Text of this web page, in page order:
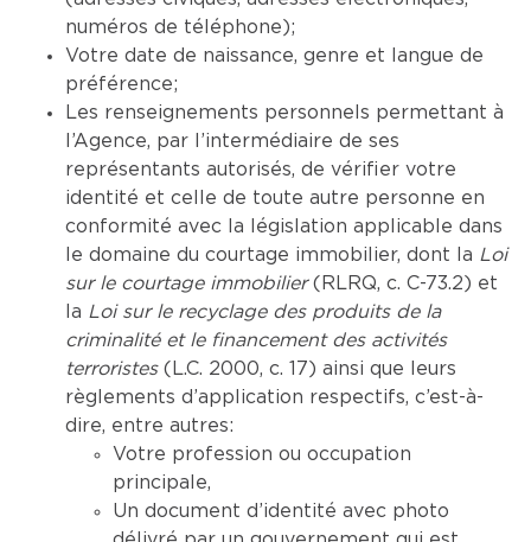
numéros de téléphone);
Votre date de naissance, genre et langue de
préférence;
Les renseignements personnels permettant à
l’Agence, par l’intermédiaire de ses
représentants autorisés, de vérifier votre
identité et celle de toute autre personne en
conformité avec la législation applicable dans
le domaine du courtage immobilier, dont la Loi
sur le courtage immobilier(RLRQ, c. C-73.2) et
la Loi sur le recyclage des produits de la
criminalité et le financement des activités
terroristes(L.C. 2000, c. 17) ainsi que leurs
règlements d’application respectifs, c’est-à-
dire, entre autres:
Votre profession ou occupation
principale,
Un document d’identité avec photo